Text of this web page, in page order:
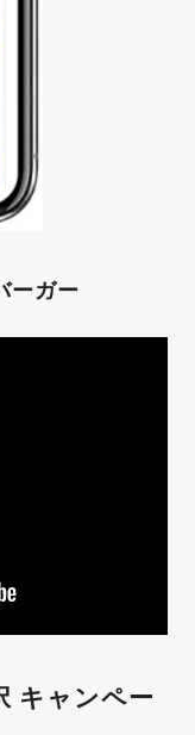
ーガー
キャンペー